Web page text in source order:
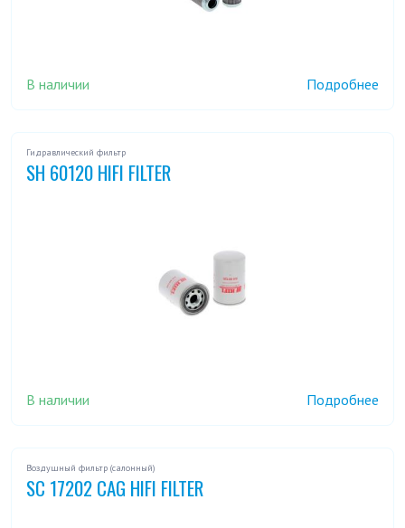
В наличии Подробнее
Гидравлический фильтр
SH 60120 HIFI FILTER
В наличии Подробнее
Воздушный фильтр (салонный)
SC 17202 CAG HIFI FILTER